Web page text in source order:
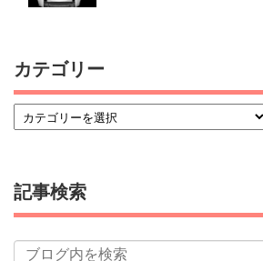
カテゴリー
記事検索